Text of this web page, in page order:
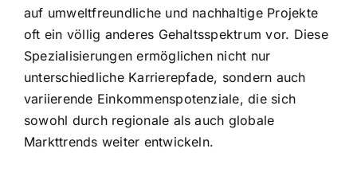
auf umweltfreundliche und nachhaltige Projekte
oft ein völlig anderes Gehaltsspektrum vor. Diese
Spezialisierungen ermöglichen nicht nur
unterschiedliche Karrierepfade, sondern auch
variierende Einkommenspotenziale, die sich
sowohl durch regionale als auch globale
Markttrends weiter entwickeln.